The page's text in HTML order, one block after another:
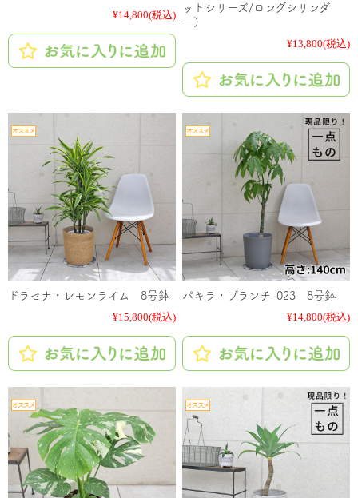
¥14,800(税込)
ットシリーズ/ロングシリンダ
ー）
¥13,800(税込)
ドラセナ・レモンライム 8号鉢
¥15,800(税込)
パキラ・ブランチ-023 8号鉢
¥14,800(税込)